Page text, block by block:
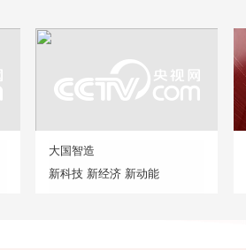
大国智造
新科技 新经济 新动能